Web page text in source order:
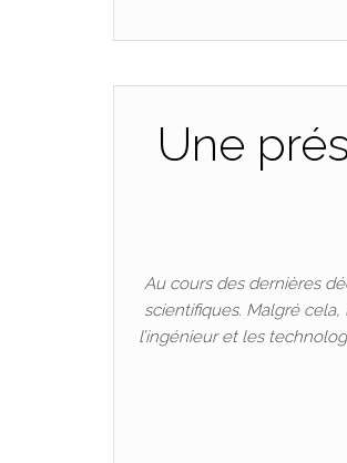
Une
Au cours des dernières
scientifiques. Malgré
l’ingénieur et les